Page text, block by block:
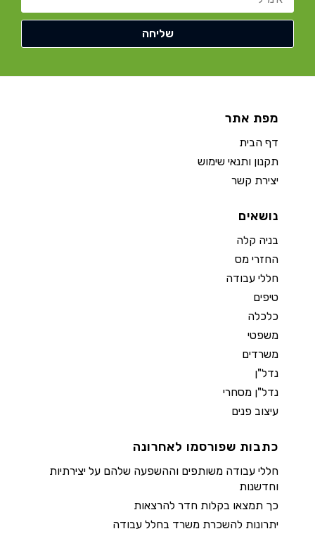
מפת אתר
דף הבית
תקנון ותנאי שימוש
יצירת קשר
נושאים
בניה קלה
החזרי מס
חללי עבודה
טיפים
כלכלה
משפטי
משרדים
נדל"ן
נדל"ן מסחרי
עיצוב פנים
כתבות שפורסמו לאחרונה
חללי עבודה משותפים וההשפעה שלהם על יצירתיות
וחדשנות
כך תמצאו בקלות חדר להרצאות
יתרונות להשכרת משרד בחלל עבודה